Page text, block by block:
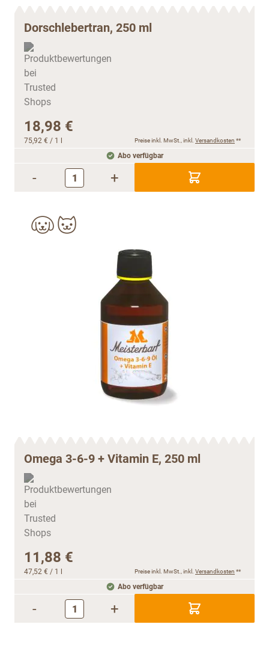
Dorschlebertran, 250 ml
18,98 €
75,92 € / 1 l Preise inkl. MwSt., inkl. Versandkosten **
Abo verfügbar
- +
Omega 3-6-9 + Vitamin E, 250 ml
11,88 €
47,52 € / 1 l Preise inkl. MwSt., inkl. Versandkosten **
Abo verfügbar
- +